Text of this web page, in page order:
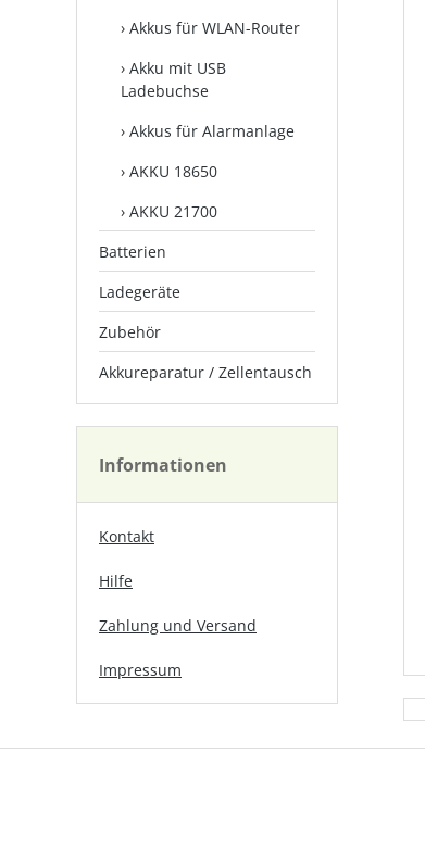
Akkus für WLAN-Router
Akku mit USB
Ladebuchse
Akkus für Alarmanlage
AKKU 18650
AKKU 21700
Batterien
Ladegeräte
Zubehör
Akkureparatur / Zellentausch
Informationen
Kontakt
Hilfe
Zahlung und Versand
Impressum